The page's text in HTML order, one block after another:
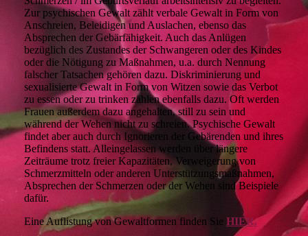
Zur psychischen Gewalt zählt verbale Gewalt in Form von
Anschreien, Beleidigen und Auslachen, ebenso das
Absprechen der Gebärfähigkeit. Auch das Anlügen
bezüglich des Zustandes der Schwangeren oder des Kindes
oder die Nötigung zu Maßnahmen, u.a. durch Nennung
falscher Tatsachen gehören dazu. Diskriminierung und
sexualisierte Gewalt in Form von Witzen sowie das Verbot
zu essen oder zu trinken zählen ebenfalls dazu. Oft werden
Frauen außerdem dazu angehalten, still zu sein und
während der Wehen nicht zu schreien. Psychische Gewalt
findet aber auch durch Ignorieren der Gebärenden und ihres
Befindens statt. Alleingelassen werden über längere
Zeiträume trotz freier Kapazitäten, Verweigerung von
Schmerzmitteln oder anderen Unterstützungsmaßnahmen,
Absprechen der Schmerzen oder der Wehen sind Beispiele
dafür.
Eine Auflistung von Gewaltformen finden Sie HIER.